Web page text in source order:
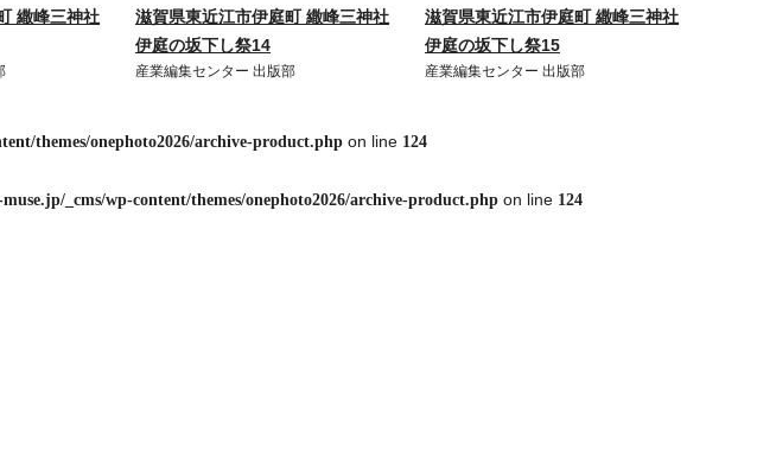
繖峰三神社
滋賀県東近江市伊庭町 繖峰三神社
伊庭の坂下し祭14
産業編集センター 出版部
滋賀県東近江市伊庭町 繖峰三神社
伊庭の坂下し祭15
産業編集センター 出版部
themes/onephoto2026/archive-product.php on line 124
_cms/wp-content/themes/onephoto2026/archive-product.php on line 124